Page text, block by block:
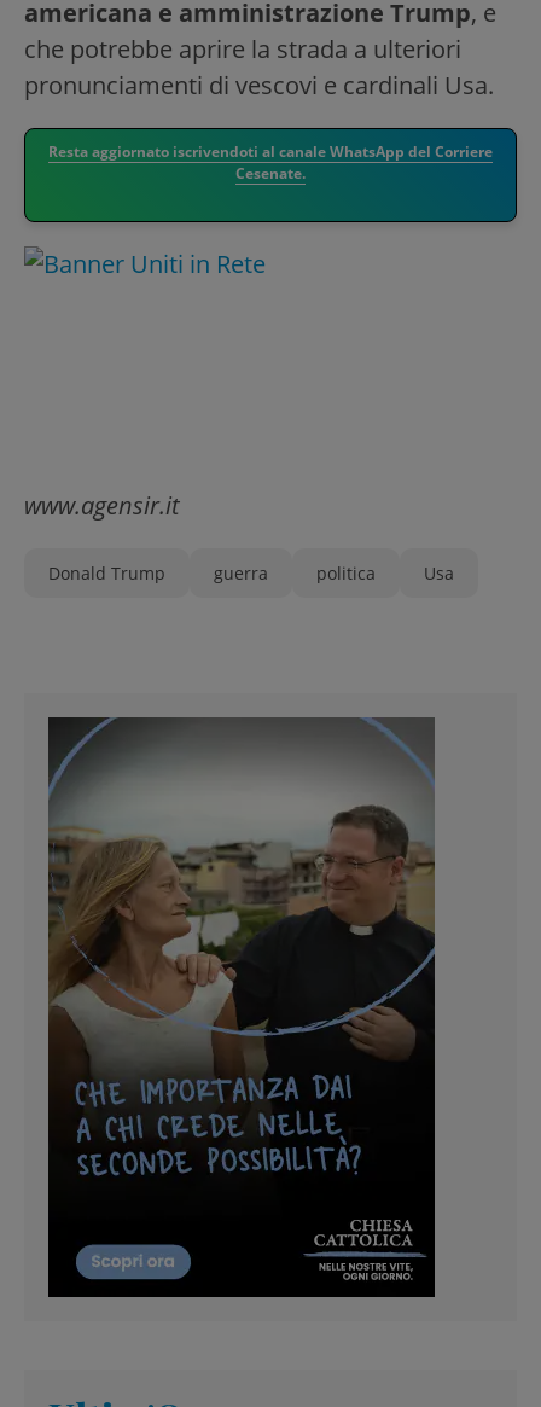
americana e amministrazione Trump, e
che potrebbe aprire la strada a ulteriori
pronunciamenti di vescovi e cardinali Usa.
Resta aggiornato iscrivendoti al canale WhatsApp del Corriere
Cesenate.
www.agensir.it
Donald Trump guerra politica Usa